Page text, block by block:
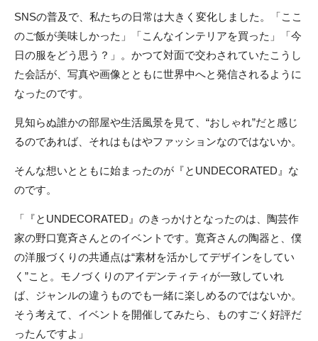
SNSの普及で、私たちの日常は大きく変化しました。「ここ
のご飯が美味しかった」「こんなインテリアを買った」「今
日の服をどう思う？」。かつて対面で交わされていたこうし
た会話が、写真や画像とともに世界中へと発信されるように
なったのです。
見知らぬ誰かの部屋や生活風景を見て、“おしゃれ”だと感じ
るのであれば、それはもはやファッションなのではないか。
そんな想いとともに始まったのが『とUNDECORATED』な
のです。
「『とUNDECORATED』のきっかけとなったのは、陶芸作
家の野口寛斉さんとのイベントです。寛斉さんの陶器と、僕
の洋服づくりの共通点は“素材を活かしてデザインをしてい
く”こと。モノづくりのアイデンティティが一致していれ
ば、ジャンルの違うものでも一緒に楽しめるのではないか。
そう考えて、イベントを開催してみたら、ものすごく好評だ
ったんですよ」